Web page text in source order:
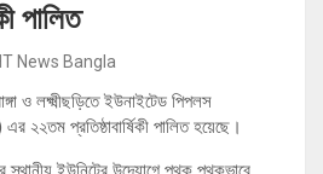
পালিত
News Bangla
ও লক্ষ্মীছড়িতে ইউনাইটেড পিপলস
২২তম প্রতিষ্ঠাবার্ষিকী পালিত হয়েছে।